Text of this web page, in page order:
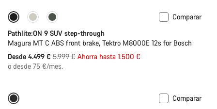
-25%
Comparar
Pathlite:ON 9 SUV step-through
Magura MT C ABS front brake, Tektro M8000E 12s for Bosch
Desde 4.499 € Precio
original
5.999 € Ahorra hasta 1.500 €
o desde 75 €/mes.
Comparar